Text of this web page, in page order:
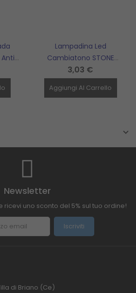
Lampadina Led
Cambiatono STONE
GROUP - 1043/BNC ECO
3,03 €
Aggiungi Al Carrello
Newsletter
ricevi uno sconto del 5% sul tuo ordine!
Iscriviti
di Briano (Ce)